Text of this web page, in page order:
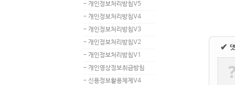
- 개인정보처리방침V5
- 개인정보처리방침V4
- 개인정보처리방침V3
- 개인정보처리방침V2
- 개인정보처리방침V1
- 개인영상정보취급방침
- 신용정보활용체제V4
✔
?